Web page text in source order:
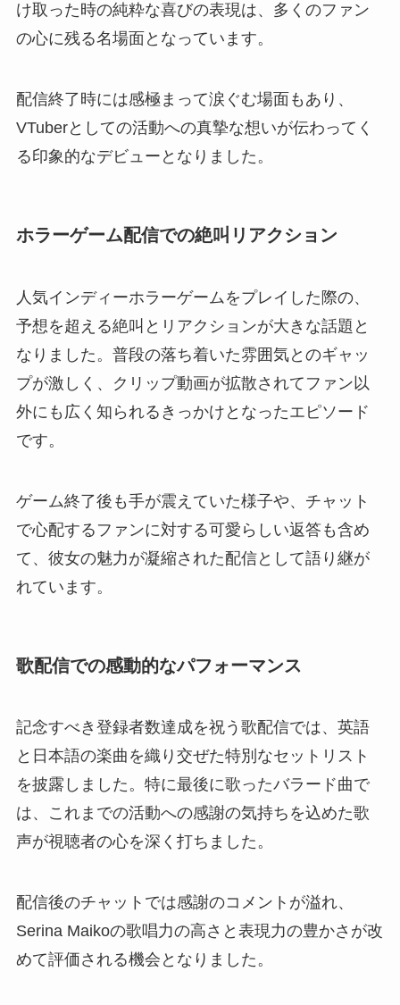
け取った時の純粋な喜びの表現は、多くのファン
の心に残る名場面となっています。
配信終了時には感極まって涙ぐむ場面もあり、
VTuberとしての活動への真摯な想いが伝わってく
る印象的なデビューとなりました。
ホラーゲーム配信での絶叫リアクション
人気インディーホラーゲームをプレイした際の、
予想を超える絶叫とリアクションが大きな話題と
なりました。普段の落ち着いた雰囲気とのギャッ
プが激しく、クリップ動画が拡散されてファン以
外にも広く知られるきっかけとなったエピソード
です。
ゲーム終了後も手が震えていた様子や、チャット
で心配するファンに対する可愛らしい返答も含め
て、彼女の魅力が凝縮された配信として語り継が
れています。
歌配信での感動的なパフォーマンス
記念すべき登録者数達成を祝う歌配信では、英語
と日本語の楽曲を織り交ぜた特別なセットリスト
を披露しました。特に最後に歌ったバラード曲で
は、これまでの活動への感謝の気持ちを込めた歌
声が視聴者の心を深く打ちました。
配信後のチャットでは感謝のコメントが溢れ、
Serina Maikoの歌唱力の高さと表現力の豊かさが改
めて評価される機会となりました。